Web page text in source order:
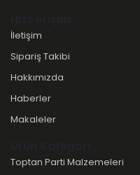
İletişim
Sipariş Takibi
Hakkımızda
Haberler
Makaleler
Toptan Parti Malzemeleri